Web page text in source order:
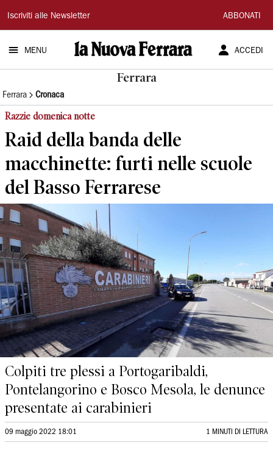
La
Nuova
Ferrara
Iscriviti alle Newsletter ABBONATI
MENU ACCEDI
Ferrara
Ferrara Cronaca
Razzie domenica notte
Raid della banda delle
macchinette: furti nelle scuole
del Basso Ferrarese
Colpiti tre plessi a Portogaribaldi,
Pontelangorino e Bosco Mesola, le denunce
presentate ai carabinieri
09 maggio 2022 18:01 1 MINUTI DI LETTURA